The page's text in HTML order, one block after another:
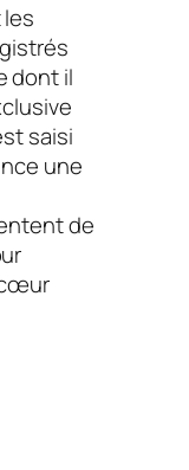
dont il
saisi
une
de
cœur